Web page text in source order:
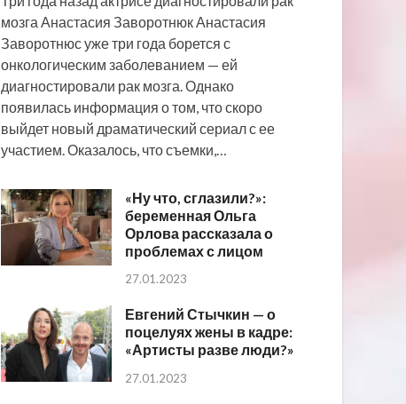
мозга Анастасия Заворотнюк Анастасия
Заворотнюс уже три года борется с
онкологическим заболеванием — ей
диагностировали рак мозга. Однако
появилась информация о том, что скоро
выйдет новый драматический сериал с ее
участием. Оказалось, что съемки,…
«Ну что, сглазили?»:
беременная Ольга
Орлова рассказала о
проблемах с лицом
27.01.2023
Евгений Стычкин — о
поцелуях жены в кадре:
«Артисты разве люди?»
27.01.2023